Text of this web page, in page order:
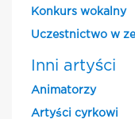
Konkurs wokalny
Uczestnictwo w
Inni artyści
Animatorzy
Artyści cyrkowi